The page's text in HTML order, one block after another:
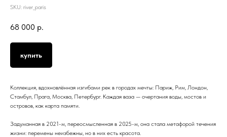
SKU: river_paris
68 000 р.
купить
Коллекция, вдохновлённая изгибами рек в городах мечты: Париж, Рим, Лондон,
Стамбул, Прага, Москва, Петербург. Каждая ваза — очертания воды, мостов и
островов, как карта памяти.
Задуманная в 2021-м, переосмысленная в 2025-м, она стала метафорой течения
жизни: перемены неизбежны, но в них есть красота.